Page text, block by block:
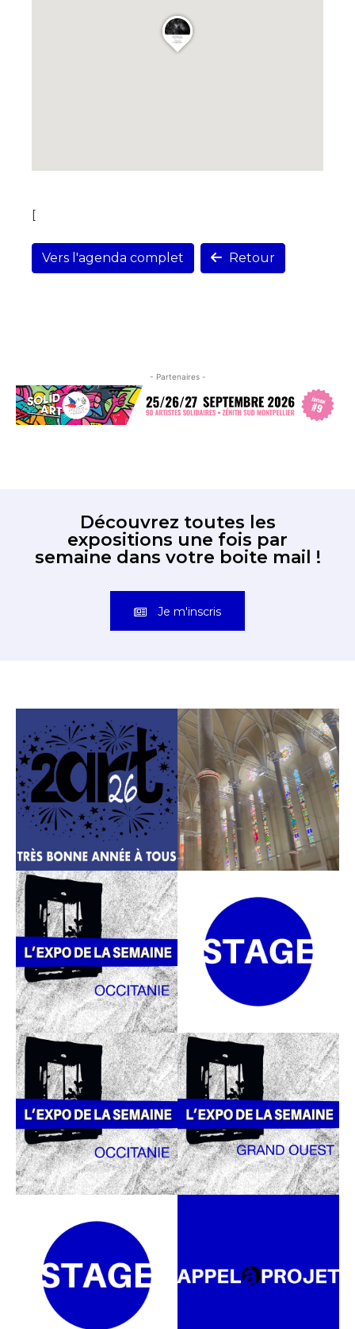
[
Vers l'agenda complet Retour
- Partenaires -
Découvrez toutes les
expositions une fois par
semaine dans votre boite mail !
Je m'inscris